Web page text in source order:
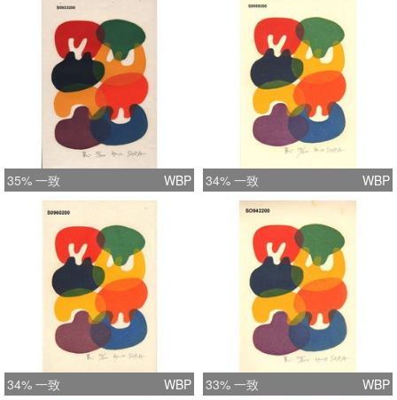
35% 一致 WBP 34% 一致 WBP
34% 一致 WBP 33% 一致 WBP